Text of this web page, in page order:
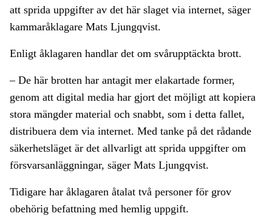
att sprida uppgifter av det här slaget via internet, säger
kammaråklagare Mats Ljungqvist.
Enligt åklagaren handlar det om svårupptäckta brott.
– De här brotten har antagit mer elakartade former,
genom att digital media har gjort det möjligt att kopiera
stora mängder material och snabbt, som i detta fallet,
distribuera dem via internet. Med tanke på det rådande
säkerhetsläget är det allvarligt att sprida uppgifter om
försvarsanläggningar, säger Mats Ljungqvist.
Tidigare har åklagaren åtalat två personer för grov
obehörig befattning med hemlig uppgift.